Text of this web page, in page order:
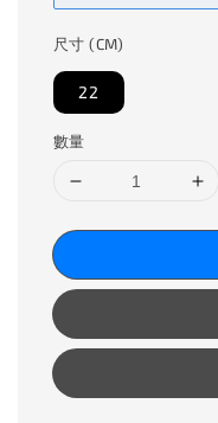
尺寸 (CM)
22
數量